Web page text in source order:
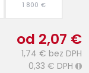
1 800 €
od 2,07 €
1,74 € bez DPH
0,33 € DPH i